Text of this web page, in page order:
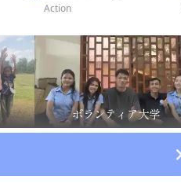
Action
ボランティア大学